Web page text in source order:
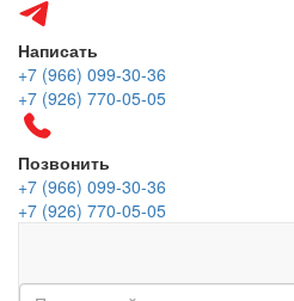
Написать
+7 (966) 099-30-36
+7 (926) 770-05-05
Позвонить
+7 (966) 099-30-36
+7 (926) 770-05-05